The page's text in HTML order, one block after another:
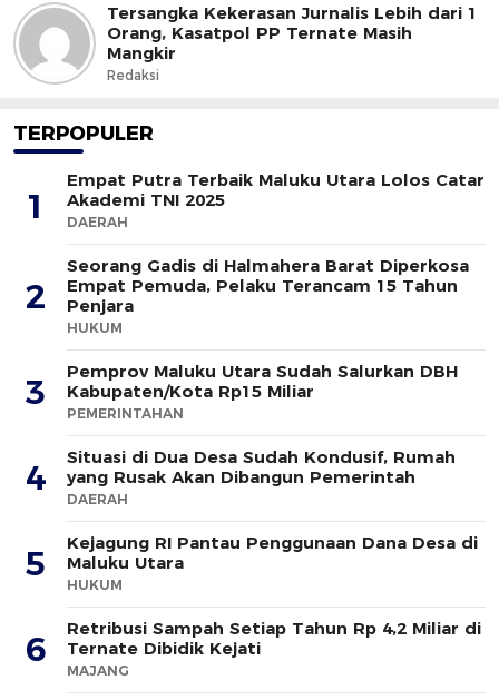
Tersangka Kekerasan Jurnalis Lebih dari 1
Orang, Kasatpol PP Ternate Masih
Mangkir
Redaksi
TERPOPULER
1
Empat Putra Terbaik Maluku Utara Lolos Catar
Akademi TNI 2025
DAERAH
2
Seorang Gadis di Halmahera Barat Diperkosa
Empat Pemuda, Pelaku Terancam 15 Tahun
Penjara
HUKUM
3
Pemprov Maluku Utara Sudah Salurkan DBH
Kabupaten/Kota Rp15 Miliar
PEMERINTAHAN
4
Situasi di Dua Desa Sudah Kondusif, Rumah
yang Rusak Akan Dibangun Pemerintah
DAERAH
5
Kejagung RI Pantau Penggunaan Dana Desa di
Maluku Utara
HUKUM
6
Retribusi Sampah Setiap Tahun Rp 4,2 Miliar di
Ternate Dibidik Kejati
MAJANG